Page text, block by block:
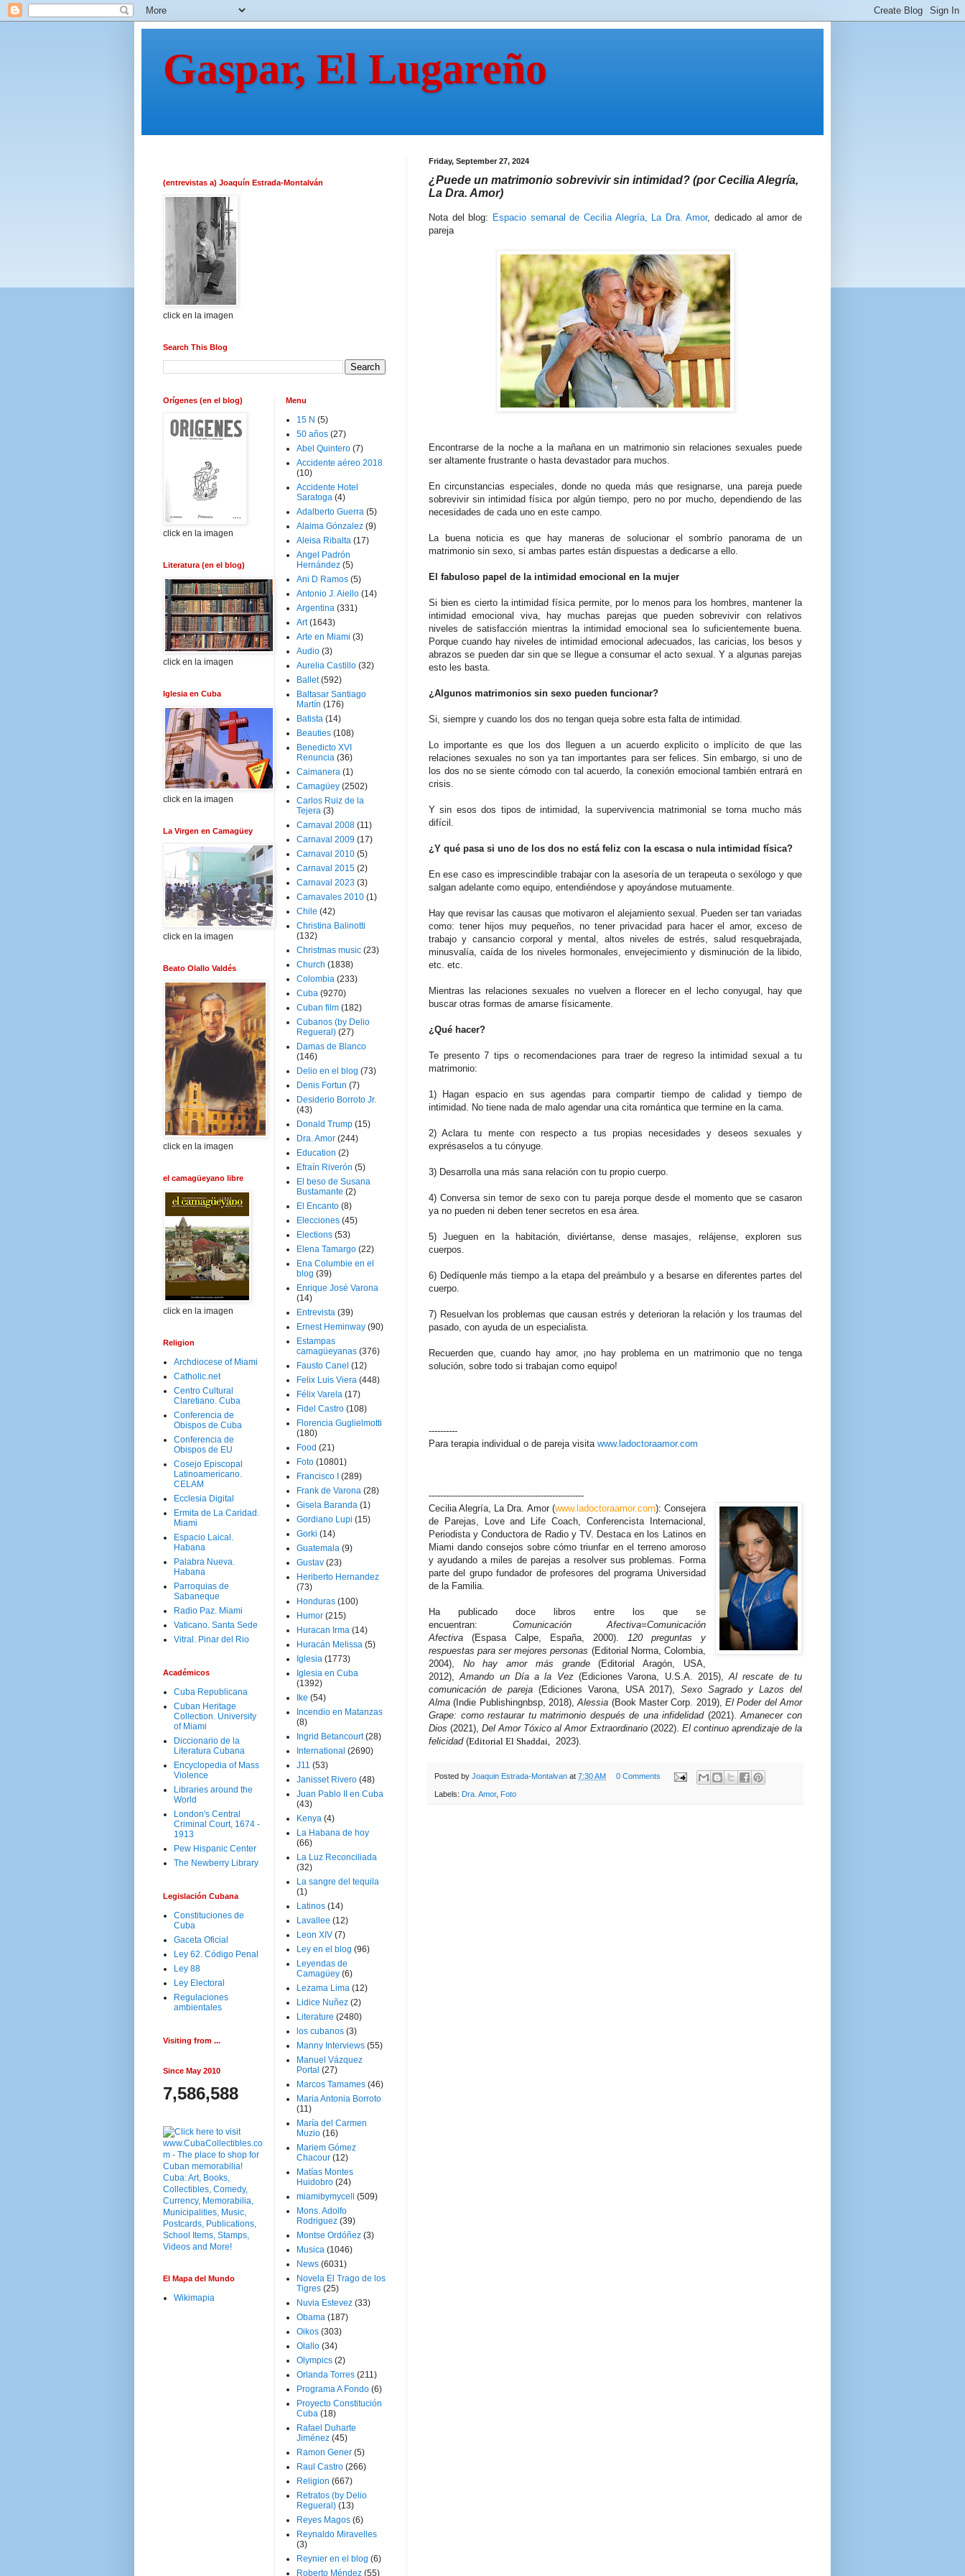
Gaspar, El Lugareño
Friday, September 27, 2024
¿Puede un matrimonio sobrevivir sin intimidad? (por Cecilia Alegría,
La Dra. Amor)
Nota del blog: Espacio semanal de Cecilia Alegría, La Dra. Amor, dedicado al amor de
pareja
Encontrarse de la noche a la mañana en un matrimonio sin relaciones sexuales puede
ser altamente frustrante o hasta devastador para muchos.
En circunstancias especiales, donde no queda más que resignarse, una pareja puede
sobrevivir sin intimidad física por algún tiempo, pero no por mucho, dependiendo de las
necesidades de cada uno en este campo.
La buena noticia es que hay maneras de solucionar el sombrío panorama de un
matrimonio sin sexo, si ambas partes están dispuestas a dedicarse a ello.
El fabuloso papel de la intimidad emocional en la mujer
Si bien es cierto la intimidad física permite, por lo menos para los hombres, mantener la
intimidad emocional viva, hay muchas parejas que pueden sobrevivir con relativos
niveles de satisfacción mientras la intimidad emocional sea lo suficientemente buena.
Porque cuando hay niveles de intimidad emocional adecuados, las caricias, los besos y
abrazos se pueden dar sin que se llegue a consumar el acto sexual. Y a algunas parejas
esto les basta.
¿Algunos matrimonios sin sexo pueden funcionar?
Si, siempre y cuando los dos no tengan queja sobre esta falta de intimidad.
Lo importante es que los dos lleguen a un acuerdo explicito o implícito de que las
relaciones sexuales no son ya tan importantes para ser felices. Sin embargo, si uno de
los dos no se siente cómodo con tal acuerdo, la conexión emocional también entrará en
crisis.
Y sin esos dos tipos de intimidad, la supervivencia matrimonial se torna mucho más
difícil.
¿Y qué pasa si uno de los dos no está feliz con la escasa o nula intimidad física?
En ese caso es imprescindible trabajar con la asesoría de un terapeuta o sexólogo y que
salgan adelante como equipo, entendiéndose y apoyándose mutuamente.
Hay que revisar las causas que motivaron el alejamiento sexual. Pueden ser tan variadas
como: tener hijos muy pequeños, no tener privacidad para hacer el amor, exceso de
trabajo y cansancio corporal y mental, altos niveles de estrés, salud resquebrajada,
minusvalía, caída de los niveles hormonales, envejecimiento y disminución de la libido,
etc. etc.
Mientras las relaciones sexuales no vuelven a florecer en el lecho conyugal, hay que
buscar otras formas de amarse físicamente.
¿Qué hacer?
Te presento 7 tips o recomendaciones para traer de regreso la intimidad sexual a tu
matrimonio:
1) Hagan espacio en sus agendas para compartir tiempo de calidad y tiempo de
intimidad. No tiene nada de malo agendar una cita romántica que termine en la cama.
2) Aclara tu mente con respecto a tus propias necesidades y deseos sexuales y
exprésaselos a tu cónyuge.
3) Desarrolla una más sana relación con tu propio cuerpo.
4) Conversa sin temor de sexo con tu pareja porque desde el momento que se casaron
ya no pueden ni deben tener secretos en esa área.
5) Jueguen en la habitación, diviértanse, dense masajes, relájense, exploren sus
cuerpos.
6) Dedíquenle más tiempo a la etapa del preámbulo y a besarse en diferentes partes del
cuerpo.
7) Resuelvan los problemas que causan estrés y deterioran la relación y los traumas del
pasado, con ayuda de un especialista.
Recuerden que, cuando hay amor, ¡no hay problema en un matrimonio que no tenga
solución, sobre todo si trabajan como equipo!
----------
Para terapia individual o de pareja visita www.ladoctoraamor.com
------------------------------------------------------
Cecilia Alegría, La Dra. Amor (www.ladoctoraamor.com): Consejera
de Parejas, Love and Life Coach, Conferencista Internacional,
Periodista y Conductora de Radio y TV. Destaca en los Latinos en
Miami dando consejos sobre cómo triunfar en el terreno amoroso
y ayudando a miles de parejas a resolver sus problemas. Forma
parte del grupo fundador de profesores del programa Universidad
de la Familia.
Ha publicado doce libros entre los que se
encuentran: Comunicación Afectiva=Comunicación
Afectiva (Espasa Calpe, España, 2000). 120 preguntas y
respuestas para ser mejores personas (Editorial Norma, Colombia,
2004), No hay amor más grande(Editorial Aragón, USA,
2012),Amando un Día a la Vez(Ediciones Varona, U.S.A. 2015),Al rescate de tu
comunicación de pareja(Ediciones Varona, USA 2017),Sexo Sagrado y Lazos del
Alma(Indie Publishingnbsp, 2018),Alessia (Book Master Corp. 2019),El Poder del Amor
Grape: como restaurar tu matrimonio después de una infidelidad(2021).Amanecer con
Dios (2021),Del Amor Tóxico al Amor Extraordinario(2022). El continuo aprendizaje de la
felicidad(Editorial El Shaddai, 2023).
Posted by Joaquin Estrada-Montalvan at 7:30 AM 0 Comments
Labels: Dra. Amor, Foto
(entrevistas a) Joaquín Estrada-Montalván
click en la imagen
Search This Blog
Orígenes (en el blog)
click en la imagen
Literatura (en el blog)
click en la imagen
Iglesia en Cuba
click en la imagen
La Virgen en Camagüey
click en la imagen
Beato Olallo Valdés
click en la imagen
el camagüeyano libre
click en la imagen
Religion
Archdiocese of Miami
Catholic.net
Centro Cultural
Claretiano. Cuba
Conferencia de
Obispos de Cuba
Conferencia de
Obispos de EU
Cosejo Episcopal
Latinoamericano.
CELAM
Ecclesia Digital
Ermita de La Caridad.
Miami
Espacio Laical.
Habana
Palabra Nueva.
Habana
Parroquias de
Sabaneque
Radio Paz. Miami
Vaticano. Santa Sede
Vitral. Pinar del Rio
Académicos
Cuba Republicana
Cuban Heritage
Collection. University
of Miami
Diccionario de la
Literatura Cubana
Encyclopedia of Mass
Violence
Libraries around the
World
London's Central
Criminal Court, 1674 -
1913
Pew Hispanic Center
The Newberry Library
Legislación Cubana
Constituciones de
Cuba
Gaceta Oficial
Ley 62. Código Penal
Ley 88
Ley Electoral
Regulaciones
ambientales
Visiting from ...
Since May 2010
7,586,588
El Mapa del Mundo
Wikimapia
Menu
15 N (5)
50 años (27)
Abel Quintero (7)
Accidente aéreo 2018
(10)
Accidente Hotel
Saratoga (4)
Adalberto Guerra (5)
Alaima Gónzalez (9)
Aleisa Ribalta (17)
Angel Padrón
Hernández (5)
Ani D Ramos (5)
Antonio J. Aiello (14)
Argentina (331)
Art (1643)
Arte en Miami (3)
Audio (3)
Aurelia Castillo (32)
Ballet (592)
Baltasar Santiago
Martín (176)
Batista (14)
Beauties (108)
Benedicto XVI
Renuncia (36)
Caimanera (1)
Camagüey (2502)
Carlos Ruiz de la
Tejera (3)
Carnaval 2008 (11)
Carnaval 2009 (17)
Carnaval 2010 (5)
Carnaval 2015 (2)
Carnaval 2023 (3)
Carnavales 2010 (1)
Chile (42)
Christina Balinotti
(132)
Christmas music (23)
Church (1838)
Colombia (233)
Cuba (9270)
Cuban film (182)
Cubanos (by Delio
Regueral) (27)
Damas de Blanco
(146)
Delio en el blog (73)
Denis Fortun (7)
Desiderio Borroto Jr.
(43)
Donald Trump (15)
Dra. Amor (244)
Education (2)
Efraín Riverón (5)
El beso de Susana
Bustamante (2)
El Encanto (8)
Elecciones (45)
Elections (53)
Elena Tamargo (22)
Ena Columbie en el
blog (39)
Enrique José Varona
(14)
Entrevista (39)
Ernest Heminway (90)
Estampas
camagüeyanas (376)
Fausto Canel (12)
Felix Luis Viera (448)
Félix Varela (17)
Fidel Castro (108)
Florencia Guglielmotti
(180)
Food (21)
Foto (10801)
Francisco I
(289)
Frank de Varona (28)
Gisela Baranda (1)
Gordiano Lupi (15)
Gorki (14)
Guatemala (9)
Gustav (23)
Heriberto Hernandez
(73)
Honduras (100)
Humor (215)
Huracan Irma (14)
Huracán Melissa (5)
Iglesia (1773)
Iglesia en Cuba
(1392)
Ike (54)
Incendio en Matanzas
(8)
Ingrid Betancourt (28)
International (2690)
J11 (53)
Janisset Rivero (48)
Juan Pablo II en Cuba
(43)
Kenya (4)
La Habana de hoy
(66)
La Luz Reconciliada
(32)
La sangre del tequila
(1)
Latinos (14)
Lavallee (12)
Leon XIV (7)
Ley en el blog (96)
Leyendas de
Camagüey (6)
Lezama Lima (12)
Lidice Nuñez (2)
Literature (2480)
los cubanos (3)
Manny Interviews (55)
Manuel Vázquez
Portal (27)
Marcos Tamames (46)
Maria Antonia Borroto
(11)
María del Carmen
Muzio (16)
Mariem Gómez
Chacour (12)
Matías Montes
Huidobro (24)
miamibymycell
(509)
Mons. Adolfo
Rodriguez (39)
Montse Ordóñez (3)
Musica (1046)
News (6031)
Novela El Trago de los
Tigres (25)
Nuvia Estevez (33)
Obama (187)
Oikos (303)
Olallo (34)
Olympics (2)
Orlanda Torres (211)
Programa A Fondo (6)
Proyecto Constitución
Cuba (18)
Rafael Duharte
Jiménez (45)
Ramon Gener (5)
Raul Castro (266)
Religion (667)
Retratos (by Delio
Regueral) (13)
Reyes Magos (6)
Reynaldo Miravelles
(3)
Reynier en el blog (6)
Roberto Méndez (55)